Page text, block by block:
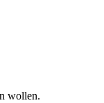
wollen.